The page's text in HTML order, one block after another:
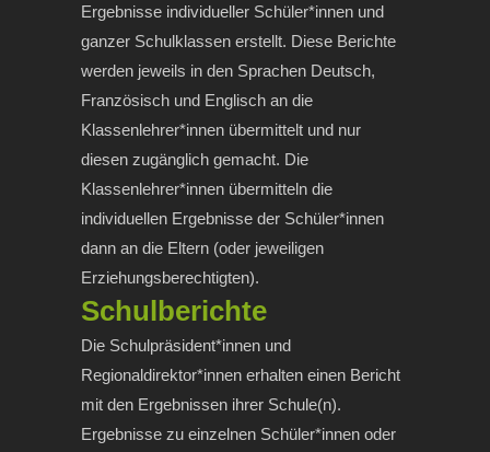
Ergebnisse individueller Schüler*innen und
ganzer Schulklassen erstellt. Diese Berichte
werden jeweils in den Sprachen Deutsch,
Französisch und Englisch an die
Klassenlehrer*innen übermittelt und nur
diesen zugänglich gemacht. Die
Klassenlehrer*innen übermitteln die
individuellen Ergebnisse der Schüler*innen
dann an die Eltern (oder jeweiligen
Erziehungsberechtigten).
Schulberichte
Die Schulpräsident*innen und
Regionaldirektor*innen erhalten einen Bericht
mit den Ergebnissen ihrer Schule(n).
Ergebnisse zu einzelnen Schüler*innen oder